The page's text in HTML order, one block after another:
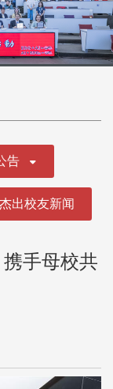
告
杰出校友新闻
手母校共